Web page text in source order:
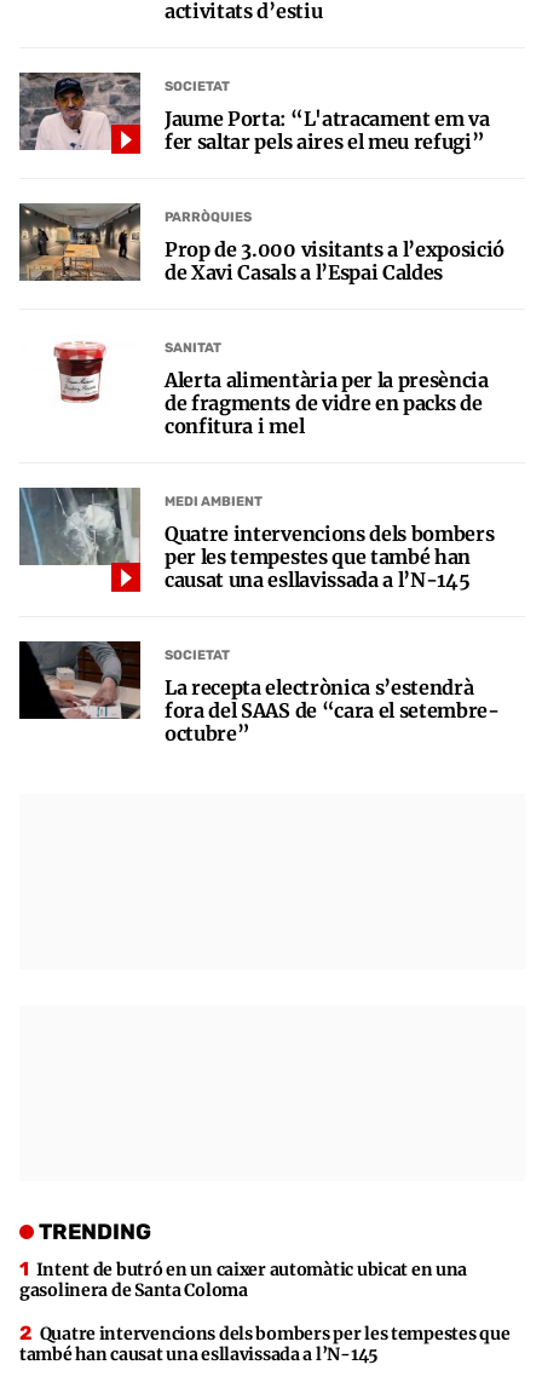
activitats d’estiu
SOCIETAT
Jaume Porta: “L'atracament em va
fer saltar pels aires el meu refugi”
PARRÒQUIES
Prop de 3.000 visitants a l’exposició
de Xavi Casals a l’Espai Caldes
SANITAT
Alerta alimentària per la presència
de fragments de vidre en packs de
confitura i mel
MEDI AMBIENT
Quatre intervencions dels bombers
per les tempestes que també han
causat una esllavissada a l’N-145
SOCIETAT
La recepta electrònica s’estendrà
fora del SAAS de “cara el setembre-
octubre”
TRENDING
Intent de butró en un caixer automàtic ubicat en una
gasolinera de Santa Coloma
Quatre intervencions dels bombers per les tempestes que
també han causat una esllavissada a l’N-145